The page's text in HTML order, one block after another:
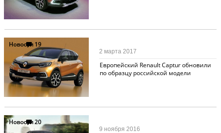
Новости19
Европейский Renault Captur обновили
по образцу российской модели
2 марта 2017
Новости20
9 ноября 2016